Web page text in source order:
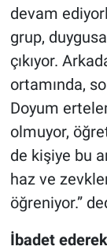
devam
grup,
çıkıyor.
ortamında,
Doyum
olmuyor,
de kişiye bu
haz ve
öğreniyor.”
İbadet